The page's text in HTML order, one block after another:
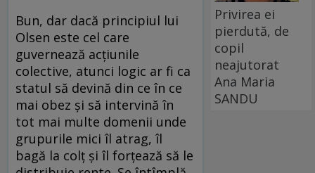
Bun, dar dacă principiul lui
Olsen este cel care
guvernează acţiunile
colective, atunci logic ar fi ca
statul să devină din ce în ce
mai obez şi să intervină în
tot mai multe domenii unde
grupurile mici îl atrag, îl
bagă la colţ şi îl forţează să le
Privirea ei
pierdută, de
copil
neajutorat
Ana Maria
SANDU